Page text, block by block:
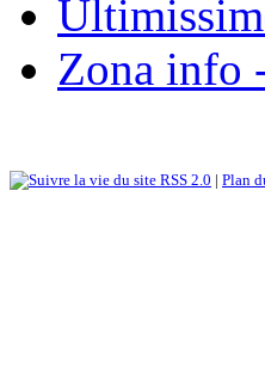
Zona info
RSS 2.0 | Plan